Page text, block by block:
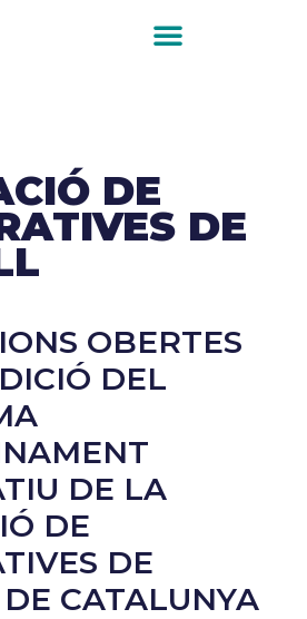
DE
DE
OBERTES
DEL
DE LA
DE
DE
CATALUNYA